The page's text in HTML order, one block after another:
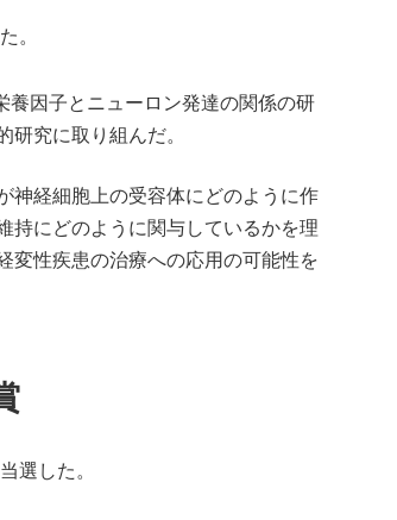
。
養因子とニューロン発達の関係の研
究に取り組んだ。
神経細胞上の受容体にどのように作
持にどのように関与しているかを理
変性疾患の治療への応用の可能性を
選した。